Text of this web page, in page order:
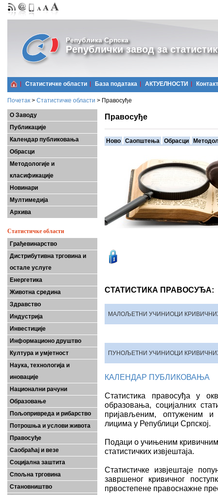
Република Српска
Републички завод за
Статистичке области Базa података АКТУЕЛНОСТИ Контакт
Почетак > Статистичке области > Правосуђе
О Заводу
Публикације
Календар публиковања
Обрасци
Методологије и
класификације
Новинари
Мултимедија
Архива
Статистичке области
Грађевинарство
Дистрибутивна трговина и
остале услуге
Енергетика
Животна средина
Здравство
Индустрија
Инвестиције
Информационо друштво
Култура и умјетност
Наука, технологија и
иновације
Национални рачуни
Образовање
Пољопривреда и рибарство
Потрошња и услови живота
Правосуђе
Саобраћај и везе
Социјална заштита
Спољна трговина
Становништво
Правосуђе
Ново Саопштења Обрасци
СТАТИСТИКА ПРАВОСУЂА:
МАЛОЉЕТНИ УЧИНИОЦИ
ПУНОЉЕТНИ УЧИНИОЦИ
КАЛЕНДАР ПУБЛИКОВАЊА
Статистика правосуђа у
образовања, социјалних
пријављеним, оптуженим
лицима у Републици Српској.
Подаци о учињеним
статистичких извјештаја.
Статистичке извјештаје
завршеног кривичног
првостепене правоснажне